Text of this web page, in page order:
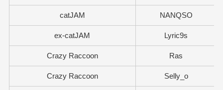
catJAM NANQSO
ex-catJAM Lyric9s
Crazy Raccoon Ras
Crazy Raccoon Selly_o